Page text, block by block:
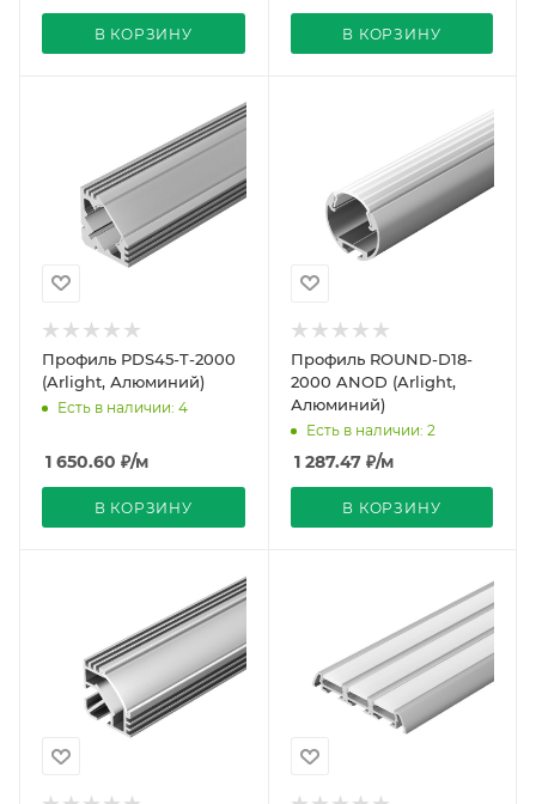
В КОРЗИНУ В КОРЗИНУ
Профиль PDS45-T-2000
(Arlight, Алюминий)
Есть в наличии: 4
1 650.60 ₽/м
В КОРЗИНУ
Профиль ROUND-D18-
2000 ANOD (Arlight,
Алюминий)
Есть в наличии: 2
1 287.47₽/м
В КОРЗИНУ